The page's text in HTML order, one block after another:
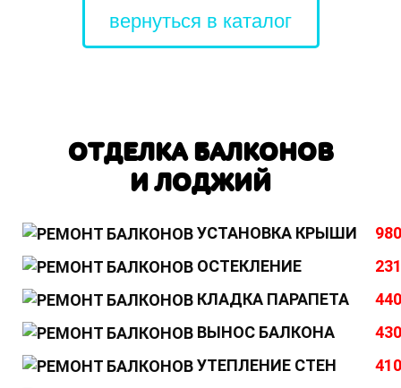
вернуться в каталог
ОТДЕЛКА БАЛКОНОВ
И ЛОДЖИЙ
УСТАНОВКА КРЫШИ
ОСТЕКЛЕНИЕ
КЛАДКА ПАРАПЕТА
ВЫНОС БАЛКОНА
УТЕПЛЕНИЕ СТЕН